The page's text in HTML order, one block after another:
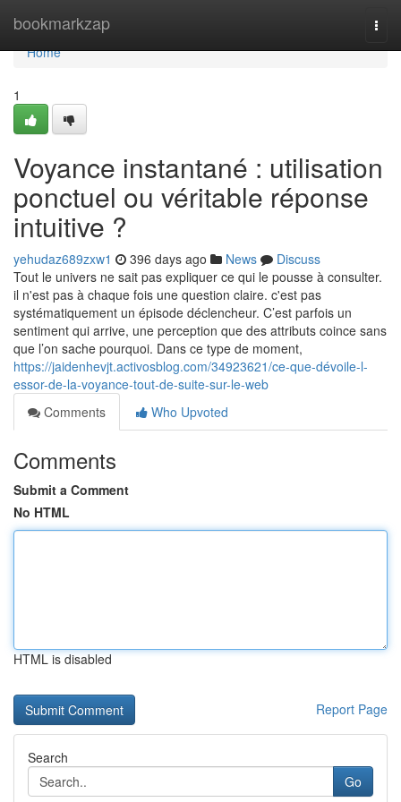
bookmarkzap
Home
Home
1
Voyance instantané : utilisation
ponctuel ou véritable réponse
intuitive ?
yehudaz689zxw1 396 days ago News
Discuss
Tout le univers ne sait pas expliquer ce qui le pousse à consulter.
il n'est pas à chaque fois une question claire. c'est pas
systématiquement un épisode déclencheur. C’est parfois un
sentiment qui arrive, une perception que des attributs coince sans
que l’on sache pourquoi. Dans ce type de moment,
https://jaidenhevjt.activosblog.com/34923621/ce-que-dévoile-l-
essor-de-la-voyance-tout-de-suite-sur-le-web
Comments
Who Upvoted
Comments
Submit a Comment
No HTML
HTML is disabled
Report Page
Search
Go